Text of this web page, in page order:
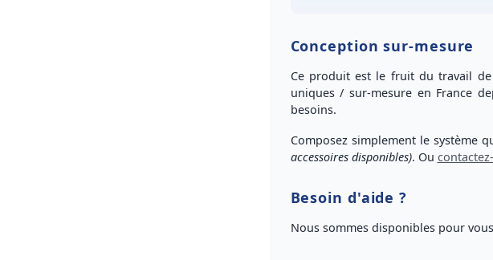
Conception sur-mesure
Ce produit est le fruit du travail
uniques / sur-mesureen France
besoins.
Composez simplement le système
accessoires disponibles). Ou
Besoin d'aide ?
Nous sommes disponibles pour